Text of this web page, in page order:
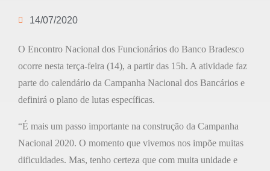
14/07/2020
O Encontro Nacional dos Funcionários do Banco Bradesco
ocorre nesta terça-feira (14), a partir das 15h. A atividade faz
parte do calendário da Campanha Nacional dos Bancários e
definirá o plano de lutas específicas.
“É mais um passo importante na construção da Campanha
Nacional 2020. O momento que vivemos nos impõe muitas
dificuldades. Mas, tenho certeza que com muita unidade e